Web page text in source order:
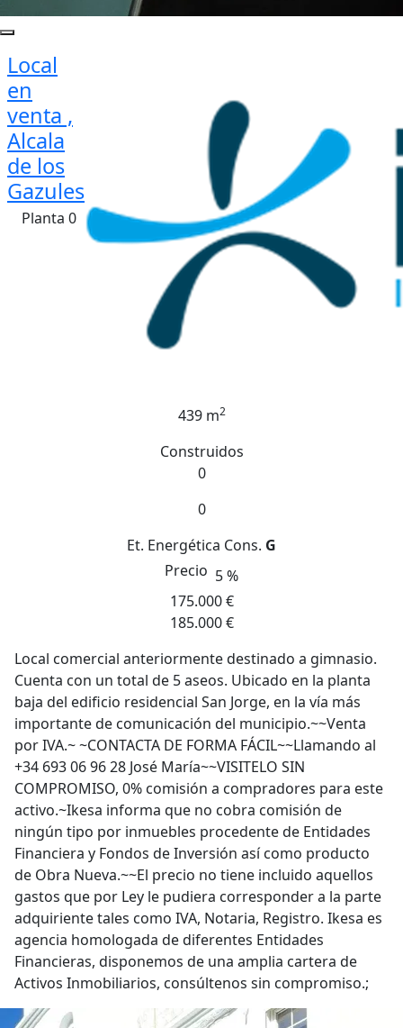
Local
en
venta ,
Alcala
de los
Gazules
Planta 0
439 m2
Construidos
0
0
Et. Energética Cons. G
Precio 5 %
175.000 €
185.000 €
Local comercial anteriormente destinado a gimnasio.
Cuenta con un total de 5 aseos. Ubicado en la planta
baja del edificio residencial San Jorge, en la vía más
importante de comunicación del municipio.~~Venta
por IVA.~ ~CONTACTA DE FORMA FÁCIL~~Llamando al
+34 693 06 96 28 José María~~VISITELO SIN
COMPROMISO, 0% comisión a compradores para este
activo.~Ikesa informa que no cobra comisión de
ningún tipo por inmuebles procedente de Entidades
Financiera y Fondos de Inversión así como producto
de Obra Nueva.~~El precio no tiene incluido aquellos
gastos que por Ley le pudiera corresponder a la parte
adquiriente tales como IVA, Notaria, Registro. Ikesa es
agencia homologada de diferentes Entidades
Financieras, disponemos de una amplia cartera de
Activos Inmobiliarios, consúltenos sin compromiso.;